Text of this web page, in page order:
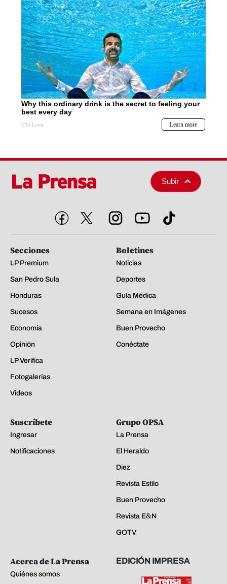
Subir
Secciones
LP Premium
San Pedro Sula
Honduras
Sucesos
Economía
Opinión
LP Verifica
Fotogalerías
Videos
Boletines
Noticias
Deportes
Guía Médica
Semana en Imágenes
Buen Provecho
Conéctate
Suscríbete
Ingresar
Notificaciones
Grupo OPSA
La Prensa
El Heraldo
Diez
Revista Estilo
Buen Provecho
Revista E&N
GOTV
Acerca de La Prensa
Quiénes somos
EDICIÓN IMPRESA